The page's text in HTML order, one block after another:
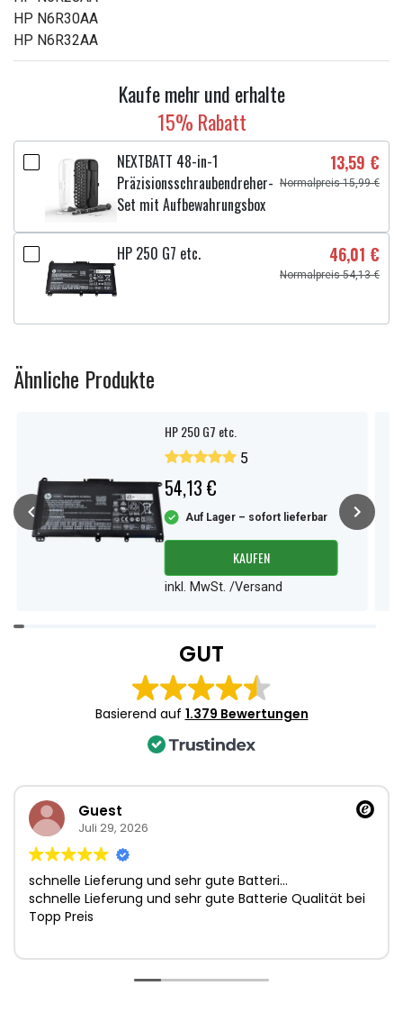
HP N6R30AA
HP N6R32AA
Kaufe mehr und erhalte
15% Rabatt
NEXTBATT 48-in-1
Präzisionsschraubendreher-
Set mit Aufbewahrungsbox
13,59 €
Normalpreis 15,99 €
HP 250 G7 etc. 46,01 €
Normalpreis 54,13 €
Ähnliche Produkte
HP 250 G7 etc.
5
54,13 €
Auf Lager – sofort lieferbar
KAUFEN
inkl. MwSt. /Versand
Item
GUT
Basierend auf 1.379 Bewertungen
Guest
Juli 29, 2026
schnelle Lieferung und sehr gute Batteri…
schnelle Lieferung und sehr gute Batterie Qualität bei
Topp Preis